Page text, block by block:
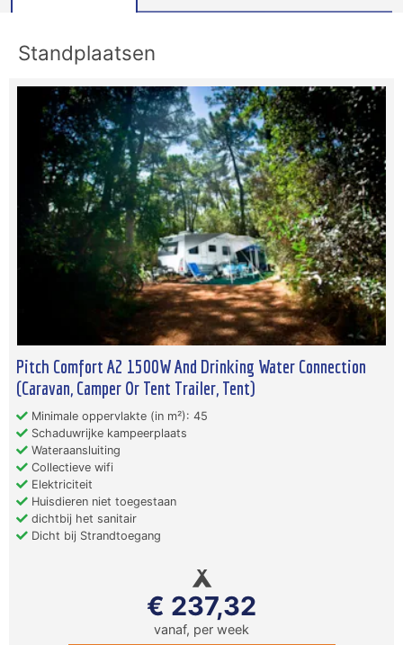
Standplaatsen
Pitch Comfort A2 1500W And Drinking Water Connection
(Caravan, Camper Or Tent Trailer, Tent)
Minimale oppervlakte (in m²): 45
Schaduwrijke kampeerplaats
Wateraansluiting
Collectieve wifi
Elektriciteit
Huisdieren niet toegestaan
dichtbij het sanitair
Dicht bij Strandtoegang
€ 237,32
vanaf, per week